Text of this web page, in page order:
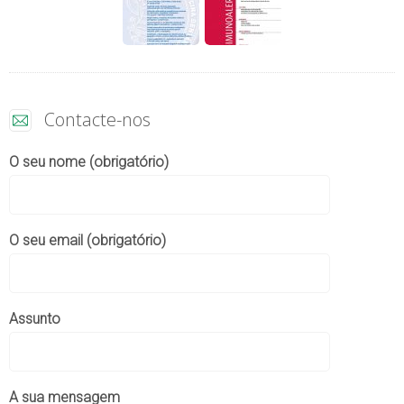
Contacte-nos
O seu nome (obrigatório)
O seu email (obrigatório)
Assunto
A sua mensagem